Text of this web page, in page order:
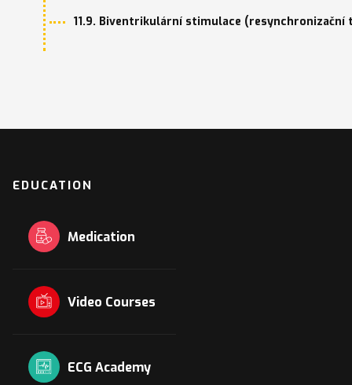
11.9. Biventrikulární stimulace (resynchronizační
EDUCATION
Medication
Video Courses
ECG Academy